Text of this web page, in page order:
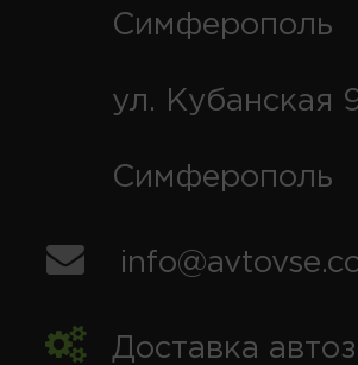
Симферополь
ул. Кубанская
Симферополь
Доставка